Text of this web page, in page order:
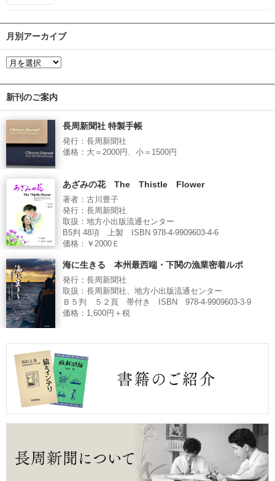
月別アーカイブ
新刊のご案内
長周新聞社 特製手帳
発行：長周新聞社
価格：大＝2000円、小＝1500円
あざみの花 The Thistle Flower
著者：古川豊子
発行：長周新聞社
取扱：地方小出版流通センター
B5判 48項 上製 ISBN 978-4-9909603-4-6
価格：￥2000Ｅ
海に生きる 本州最西端・下関の漁業密着ルポ
発行：長周新聞社
取扱：長周新聞社、地方小出版流通センター
Ｂ５判 ５２頁 帯付き ISBN 978-4-9909603-3-9
価格：1,600円＋税